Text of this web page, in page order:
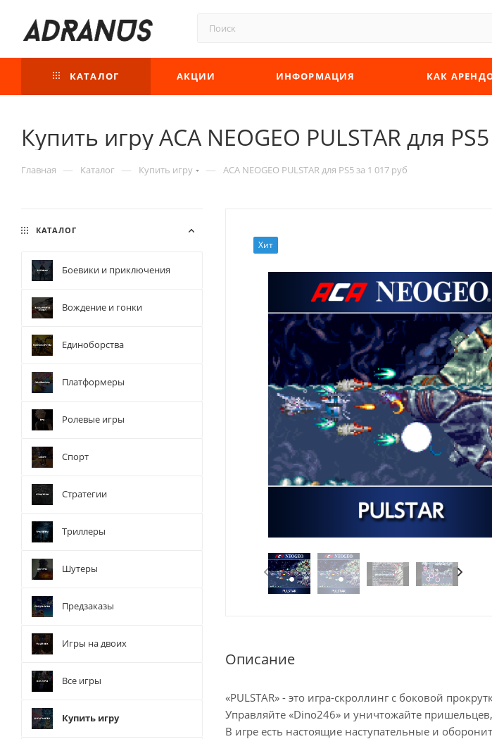
КАТАЛОГ АКЦИИ ИНФОРМАЦИЯ КАК
Купить игру ACA NEOGEO PULSTAR для
Главная — Каталог — Купить игру — ACA NEOGEO PULSTAR для PS5 за 1 017 руб
Хит
Описание
«PULSTAR» - это игра-скроллинг с боковой
Управляйте «Dino246» и уничтожайте
В игре есть настоящие наступательные и
КАТАЛОГ
Боевики и приключения
Вождение и гонки
Единоборства
Платформеры
Ролевые игры
Спорт
Стратегии
Триллеры
Шутеры
Предзаказы
Игры на двоих
Все игры
Купить игру